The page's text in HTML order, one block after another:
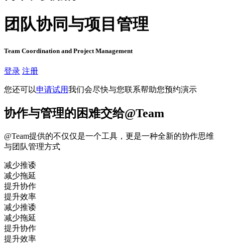
团队协同与项目管理
Team Coordination and Project Management
登录 注册
您还可以申请试用我们会尽快与您联系帮助您预约演示
协作与管理的困难交给@Team
@Team提供的不仅仅是一个工具，更是一种全新的协作思维
与团队管理方式
减少推诿
减少拖延
提升协作
提升效率
减少推诿
减少拖延
提升协作
提升效率